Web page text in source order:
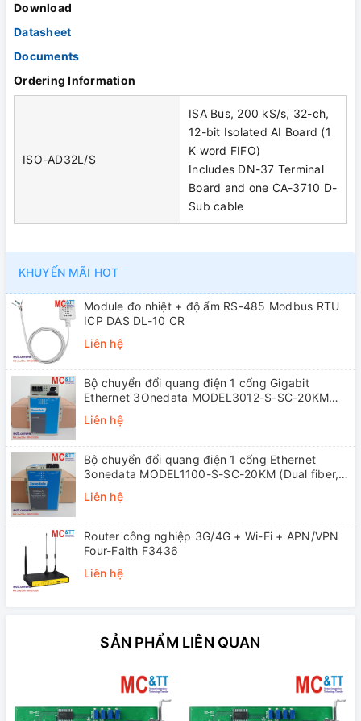
Download
Datasheet
Documents
Ordering Information
ISO-AD32L/S
ISA Bus, 200 kS/s, 32-ch,
12-bit Isolated AI Board (1
K word FIFO)
Includes DN-37 Terminal
Board and one CA-3710 D-
Sub cable
KHUYẾN MÃI HOT
Module đo nhiệt + độ ẩm RS-485 Modbus RTU
ICP DAS DL-10 CR
Liên hệ
Bộ chuyển đổi quang điện 1 cổng Gigabit
Ethernet 3Onedata MODEL3012-S-SC-20KM
Liên hệ
Bộ chuyển đổi quang điện 1 cổng Ethernet
3onedata MODEL1100-S-SC-20KM (Dual fiber,
Liên hệ
Router công nghiệp 3G/4G + Wi-Fi + APN/VPN
Four-Faith F3436
Liên hệ
SẢN PHẨM LIÊN QUAN